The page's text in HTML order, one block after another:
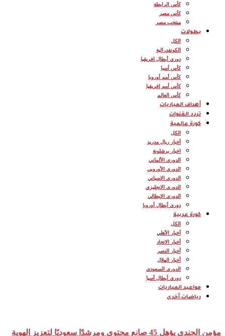
كأس الرابطة
كأس مصر
منتخب مصر
بطولات
الكل
الكونفدرالية
دوري أبطال إفريقيا
كأس أسيا
كأس أمم أوروبا
كأس أمم إفريقيا
كأس العالم
أهداف المباريات
تردد القنوات
كورة عالمية
الكل
أخبار ريال مدريد
اخبار برشلونة
الدوري الألماني
الدوري الأوروبي
الدوري الإسباني
الدوري الإنجليزي
الدوري الإيطالي
دوري أبطال أوروبا
كورة عربية
الكل
أخبار الأهلي
أخبار الاتحاد
أخبار النصر
أخبار الهلال
الدوري السعودي
دوري أبطال أسيا
مواعيد المباريات
رياضات أخرى
مؤمن الجندي يؤهل 45 صانع محتوى ومرشدًا سعوديًا لتعزيز الهوية